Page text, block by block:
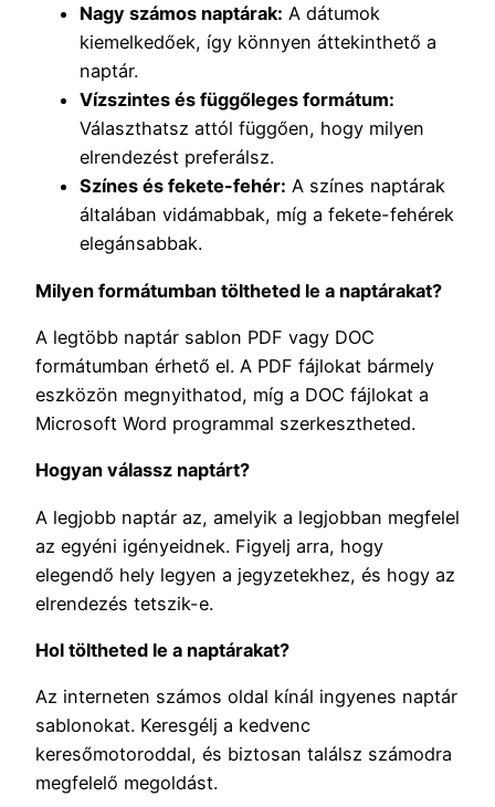
Nagy számos naptárak: A dátumok
kiemelkedőek, így könnyen áttekinthető a
naptár.
Vízszintes és függőleges formátum:
Választhatsz attól függően, hogy milyen
elrendezést preferálsz.
Színes és fekete-fehér: A színes naptárak
általában vidámabbak, míg a fekete-fehérek
elegánsabbak.
Milyen formátumban töltheted le a naptárakat?
A legtöbb naptár sablon PDF vagy DOC
formátumban érhető el. A PDF fájlokat bármely
eszközön megnyithatod, míg a DOC fájlokat a
Microsoft Word programmal szerkesztheted.
Hogyan válassz naptárt?
A legjobb naptár az, amelyik a legjobban megfelel
az egyéni igényeidnek. Figyelj arra, hogy
elegendő hely legyen a jegyzetekhez, és hogy az
elrendezés tetszik-e.
Hol töltheted le a naptárakat?
Az interneten számos oldal kínál ingyenes naptár
sablonokat. Keresgélj a kedvenc
keresőmotoroddal, és biztosan találsz számodra
megfelelő megoldást.